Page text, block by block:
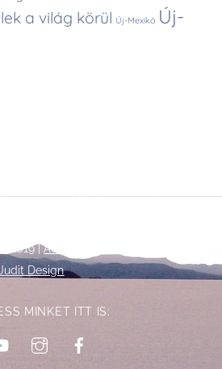
a világ körül Új-Mexikó Új-
To
2019 |Adatkezelési tájékoztató
Design
MINKET ITT IS:
YouTubeInstagram